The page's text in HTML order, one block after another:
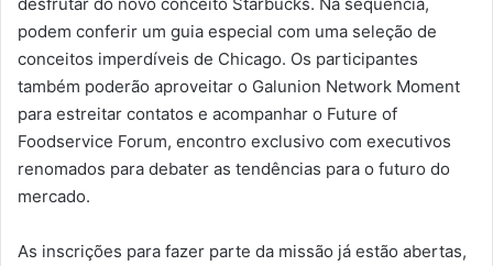
podem conferir um guia especial com uma seleção de
conceitos imperdíveis de Chicago. Os participantes
também poderão aproveitar o Galunion Network Moment
para estreitar contatos e acompanhar o Future of
Foodservice Forum, encontro exclusivo com executivos
renomados para debater as tendências para o futuro do
mercado.
As inscrições para fazer parte da missão já estão abertas,